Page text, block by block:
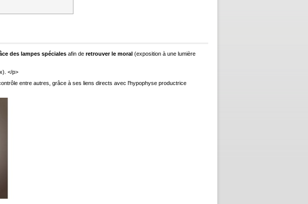
des lampes spécialesafin de retrouver le moral(exposition à une lumière
</p>
entre autres, grâce à ses liens directs avec l'hypophyse productrice